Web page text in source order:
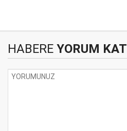
HABERE YORUM KAT